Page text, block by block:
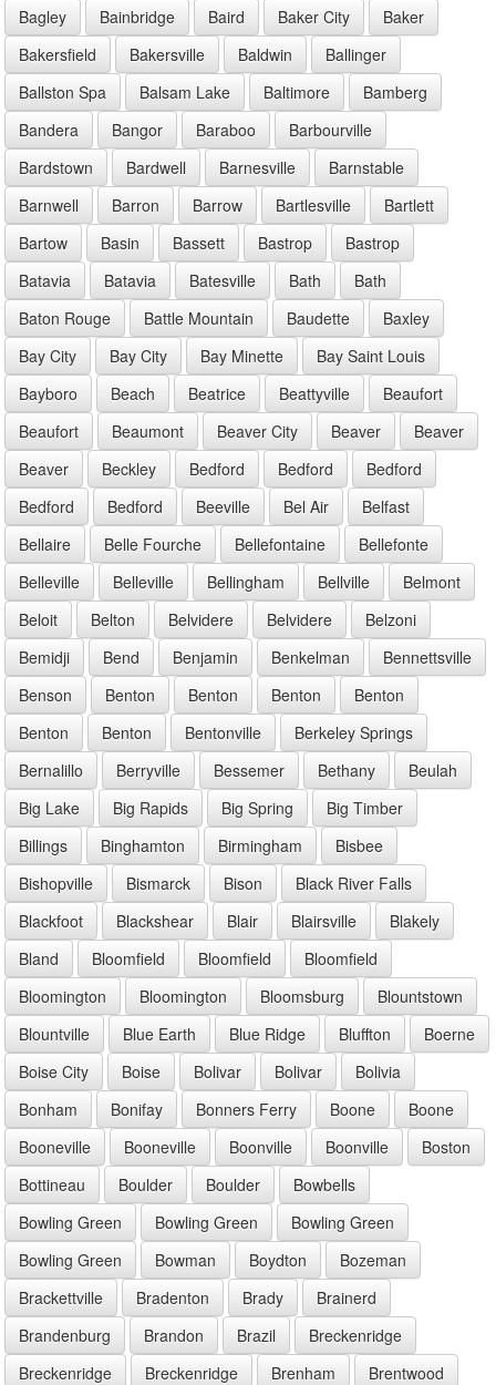
Bagley
Bainbridge Baird Baker City
Baker
Bakersfield
Bakersville Baldwin
Ballinger
Ballston Spa
Balsam Lake Baltimore
Bamberg
Bandera
Bangor Baraboo
Barbourville
Bardstown
Bardwell Barnesville
Barnstable
Barnwell
Barron Barrow Bartlesville
Bartlett
Bartow
Basin Bassett Bastrop
Bastrop
Batavia
Batavia Batesville Bath
Bath
Baton Rouge
Battle Mountain Baudette
Baxley
Bay City
Bay City Bay Minette
Bay Saint Louis
Bayboro
Beach Beatrice Beattyville
Beaufort
Beaufort
Beaumont Beaver City Beaver
Beaver
Beaver
Beckley Bedford Bedford
Bedford
Bedford
Bedford Beeville Bel Air
Belfast
Bellaire
Belle Fourche Bellefontaine
Bellefonte
Belleville
Belleville Bellingham Bellville
Belmont
Beloit
Belton Belvidere Belvidere
Belzoni
Bemidji
Bend Benjamin Benkelman
Bennettsville
Benson
Benton Benton Benton
Benton
Benton
Benton Bentonville
Berkeley Springs
Bernalillo
Berryville Bessemer Bethany
Beulah
Big Lake
Big Rapids Big Spring
Big Timber
Billings
Binghamton Birmingham
Bisbee
Bishopville
Bismarck Bison
Black River Falls
Blackfoot
Blackshear Blair Blairsville
Blakely
Bland
Bloomfield Bloomfield
Bloomfield
Bloomington
Bloomington Bloomsburg
Blountstown
Blountville
Blue Earth Blue Ridge Bluffton
Boerne
Boise City
Boise Bolivar Bolivar
Bolivia
Bonham
Bonifay Bonners Ferry Boone
Boone
Booneville
Booneville Boonville Boonville
Boston
Bottineau
Boulder Boulder
Bowbells
Bowling Green
Bowling Green
Bowling Green
Bowling Green
Bowman Boydton
Bozeman
Brackettville
Bradenton Brady
Brainerd
Brandenburg
Brandon Brazil
Breckenridge
Breckenridge
Breckenridge Brenham
Brentwood